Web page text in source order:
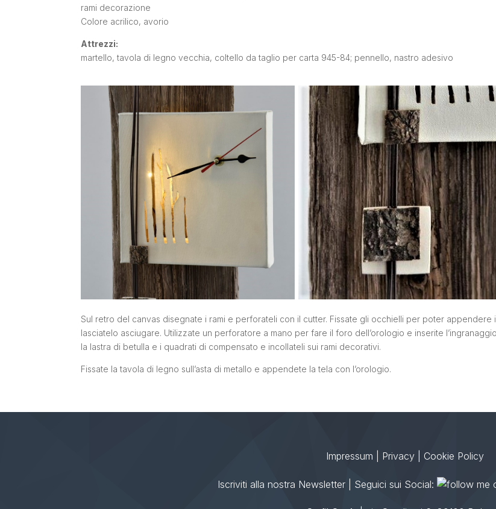
rami decorazione
Colore acrilico, avorio
Attrezzi:
martello, tavola di legno vecchia, coltello da taglio per carta 945-84; pennello, nastro adesivo
Sul retro del canvas disegnate i rami e perforateli con il cutter. Fissate gli occhielli per poter appendere
lasciatelo asciugare. Utilizzate un perforatore a mano per fare il foro dell’orologio e inserite
la lastra di betulla e i quadrati di compensato e incollateli sui rami decorativi.
Fissate la tavola di legno sull’asta di metallo e appendete la tela con l’orologio.
Impressum Privacy Cookie Policy
Iscriviti alla nostra Newsletter| Seguici sui Social: